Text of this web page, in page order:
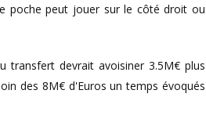
poche peut jouer sur le côté droit ou
devrait avoisiner 3.5M€ plus
des 8M€ d'Euros un temps évoqués